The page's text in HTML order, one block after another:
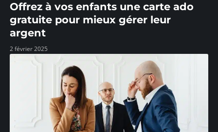
Offrez à vos enfants une carte ado
gratuite pour mieux gérer leur
argent
2 février 2025